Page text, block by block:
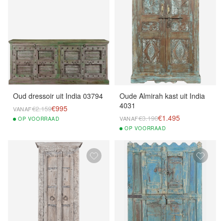
Oud dressoir uit India 03794
VANAF€2.159€995
OP VOORRAAD
Oude Almirah kast uit India
4031
VANAF€3.190€1.495
OP VOORRAAD